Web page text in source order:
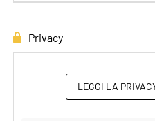
Privacy
LEGGI LA